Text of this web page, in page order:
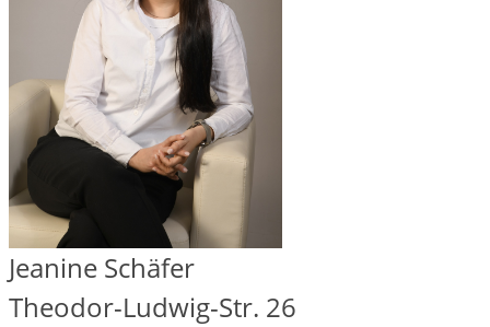
Jeanine Schäfer
Theodor-Ludwig-Str. 26